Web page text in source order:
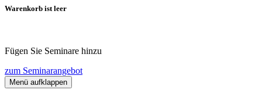
Warenkorb ist leer
Fügen Sie Seminare hinzu
zum Seminarangebot
Menü aufklappen